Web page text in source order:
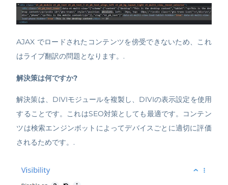
AJAX でロードされたコンテンツを傍受できないため、これ
はライブ翻訳の問題となります。.
解決策は何ですか?
解決策は、DIVIモジュールを複製し、DIVIの表示設定を使用
することです。これはSEO対策としても最適です。コンテン
ツは検索エンジンボットによってデバイスごとに適切に評価
されるためです。.